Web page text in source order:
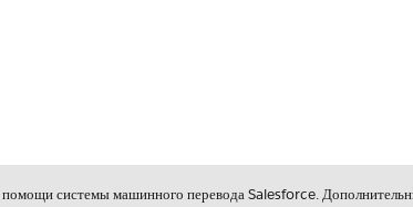
системы машинного перевода Salesforce.